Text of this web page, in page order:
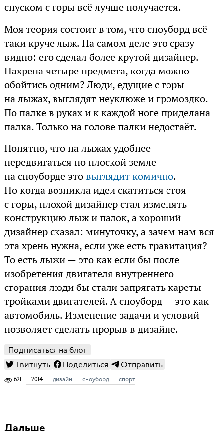
спуском с горы всё лучше получается.
Моя теория состоит в том, что сноуборд всё-
таки круче лыж. На самом деле это сразу
видно: его сделал более крутой дизайнер.
Нахрена четыре предмета, когда можно
обойтись одним? Люди, едущие с горы
на лыжах, выглядят неуклюже и громоздко.
По палке в руках и к каждой ноге приделана
палка. Только на голове палки недостаёт.
Понятно, что на лыжах удобнее
передвигаться по плоской земле —
на сноуборде этовыглядит комично.
Но когда возникла идеи скатиться стоя
с горы, плохой дизайнер стал изменять
конструкцию лыж и палок, а хороший
дизайнер сказал: минуточку, а зачем нам вся
эта хрень нужна, если уже есть гравитация?
То есть лыжи — это как если бы после
изобретения двигателя внутреннего
сгорания люди бы стали запрягать кареты
тройками двигателей. А сноуборд — это как
автомобиль. Изменение задачи и условий
позволяет сделать прорыв в дизайне.
Подписаться на блог
Твитнуть
Поделиться Отправить
621 2014 дизайн сноуборд спорт
Дальше